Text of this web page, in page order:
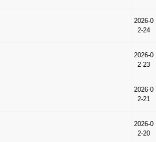
2026-0
2-24
2026-0
2-23
2026-0
2-21
2026-0
2-20